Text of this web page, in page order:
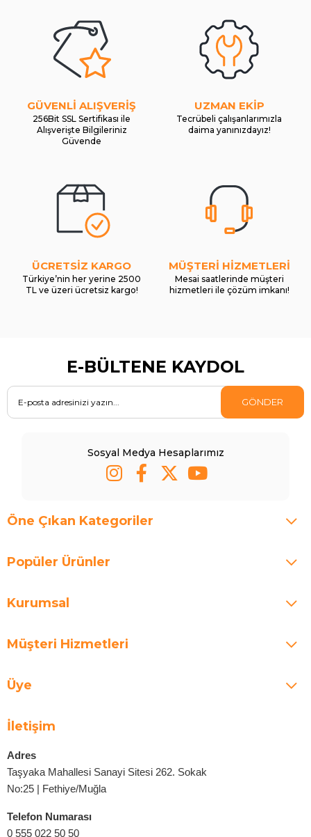
GÜVENLİ ALIŞVERİŞ
256Bit SSL Sertifikası ile
Alışverişte Bilgileriniz
Güvende
UZMAN EKİP
Tecrübeli çalışanlarımızla
daima yanınızdayız!
ÜCRETSİZ KARGO
Türkiye’nin her yerine 2500
TL ve üzeri ücretsiz kargo!
MÜŞTERİ HİZMETLERİ
Mesai saatlerinde müşteri
hizmetleri ile çözüm imkanı!
E-BÜLTENE KAYDOL
GÖNDER
Sosyal Medya Hesaplarımız
Öne Çıkan Kategoriler
Popüler Ürünler
Kurumsal
Müşteri Hizmetleri
Üye
İletişim
Adres
Taşyaka Mahallesi Sanayi Sitesi 262. Sokak
No:25 | Fethiye/Muğla
Telefon Numarası
0 555 022 50 50